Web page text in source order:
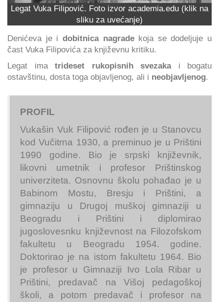
Legat Vuka Filipović. Foto izvor academia.edu (klik na
sliku za uvećanje)
Denićeva je i dobitnica nagradekoja se dodeljuje u
čast Vuka Filipovića za književnu kritiku.
Legat ima trideset rukopisnih svezakai bogatu
ostavštinu, dosta toga objavljenog, ali i neobjavljenog.
PROFIL
Vukašin Vuk Filipović rođen je u Stanovcu
kod Vučitrna 1930, a preminuo je u Prištini
1990 godine. Bio je srpski književnik,
likovni umetnik i profesor Prištinskog
univerziteta. Osnovnu školu pohađao je u
Babinom Mostu, Bresju i Prištini, a
gimnaziju u Drugoj muškoj gimnaziji u
Beogradu i Prištini i diplomirao
jugoslovesnku književnost na Filozofskom
fakultetu u Beogradu 1954. godine.
Doktorirao je na istom fakultetu 1964. Bio
je profesor u Gimnaziji Ivo Lola Ribar u
Prištini, predavač na Višoj pedagoškoj
školi, a potom predavač i profesor na